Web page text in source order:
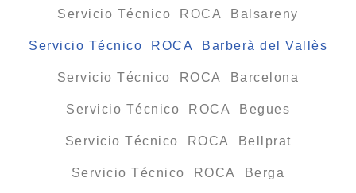
Servicio Técnico ROCA Balsareny
Servicio Técnico ROCA Barberà del Vallès
Servicio Técnico ROCA Barcelona
Servicio Técnico ROCA Begues
Servicio Técnico ROCA Bellprat
Servicio Técnico ROCA Berga